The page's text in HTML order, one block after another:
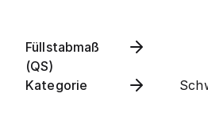
Füllstabmaß
(QS)
Kategorie